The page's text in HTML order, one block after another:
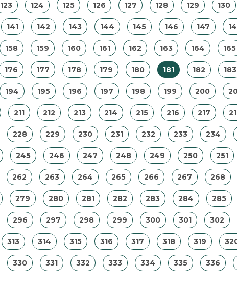
123 124 125 126 127 128 129 130
141 142 143 144 145 146 147
158 159 160 161 162 163 164 165
176 177 178 179 180 181 182 183
194 195 196 197 198 199 200
211 212 213 214 215 216 217
228 229 230 231 232 233 234
245 246 247 248 249 250 251
262 263 264 265 266 267 268
279 280 281 282 283 284 285
296 297 298 299 300 301 302
313 314 315 316 317 318 319
330 331 332 333 334 335 336